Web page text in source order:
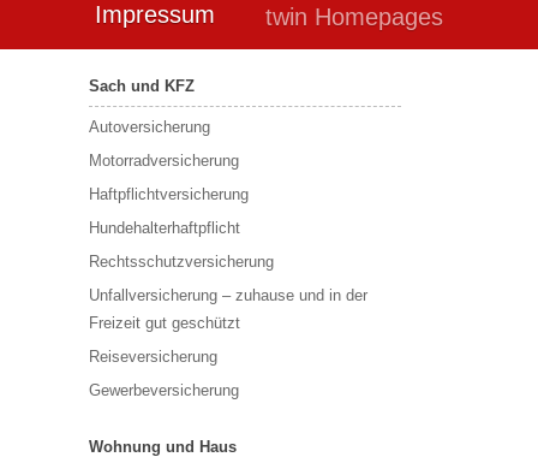
Impressum
twin Homepages
Sach und KFZ
Autoversicherung
Motorradversicherung
Haftpflichtversicherung
Hundehalterhaftpflicht
Rechtsschutzversicherung
Unfallversicherung – zuhause und in der
Freizeit gut geschützt
Reiseversicherung
Gewerbeversicherung
Wohnung und Haus